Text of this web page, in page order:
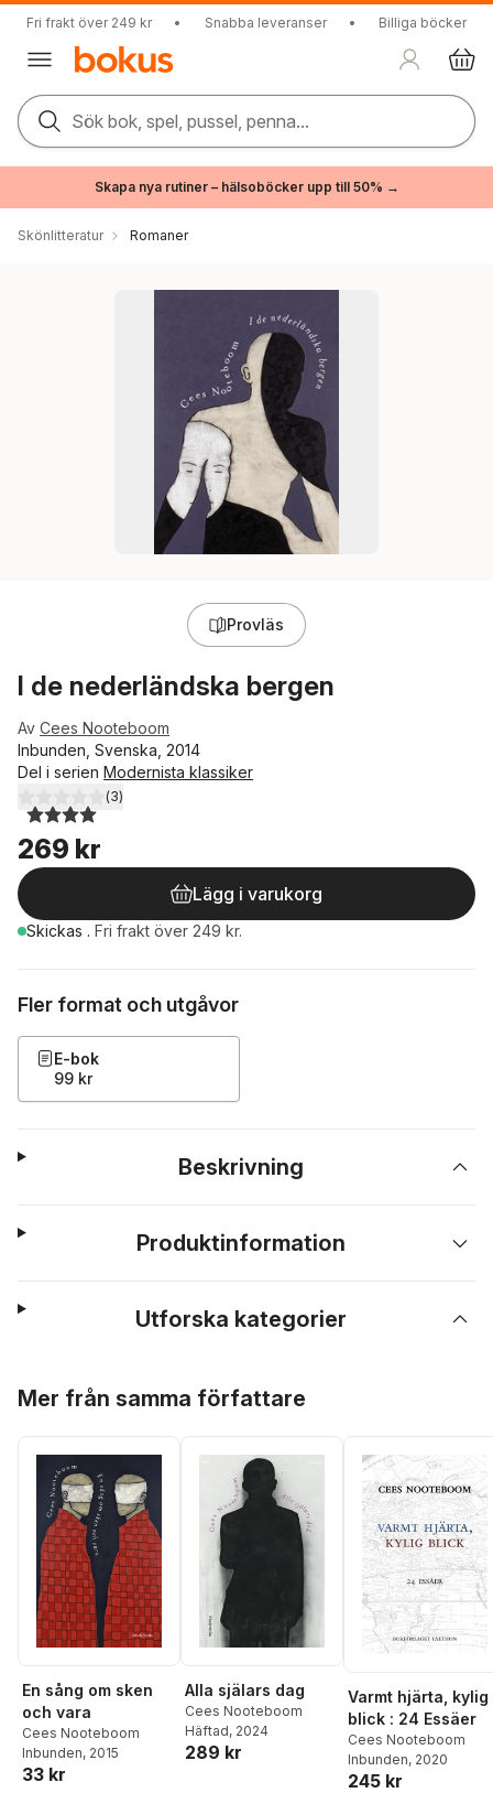
Fri frakt över 249 kr • Snabba leveranser • Billiga böcker
Sök bok, spel, pussel, penna...
Skapa nya rutiner – hälsoböcker upp till 50% →
Skönlitteratur Romaner
Provläs
I de nederländska bergen
Av Cees Nooteboom
Inbunden, Svenska, 2014
Del i serien Modernista klassiker
4,0utav 5 stjärnor. Totalt antal röster:
(3)
269 kr
Lägg i varukorg
Skickas . Fri frakt över 249 kr.
Fler format och utgåvor
E-bok
99 kr
Beskrivning
Produktinformation
Utforska kategorier
Mer från samma författare
En sång om sken
och vara
Cees Nooteboom
Inbunden, 2015
33 kr
Alla själars dag
Cees Nooteboom
Häftad, 2024
289 kr
Varmt hjärta, kylig
blick : 24 Essäer
Cees Nooteboom
Inbunden, 2020
245 kr